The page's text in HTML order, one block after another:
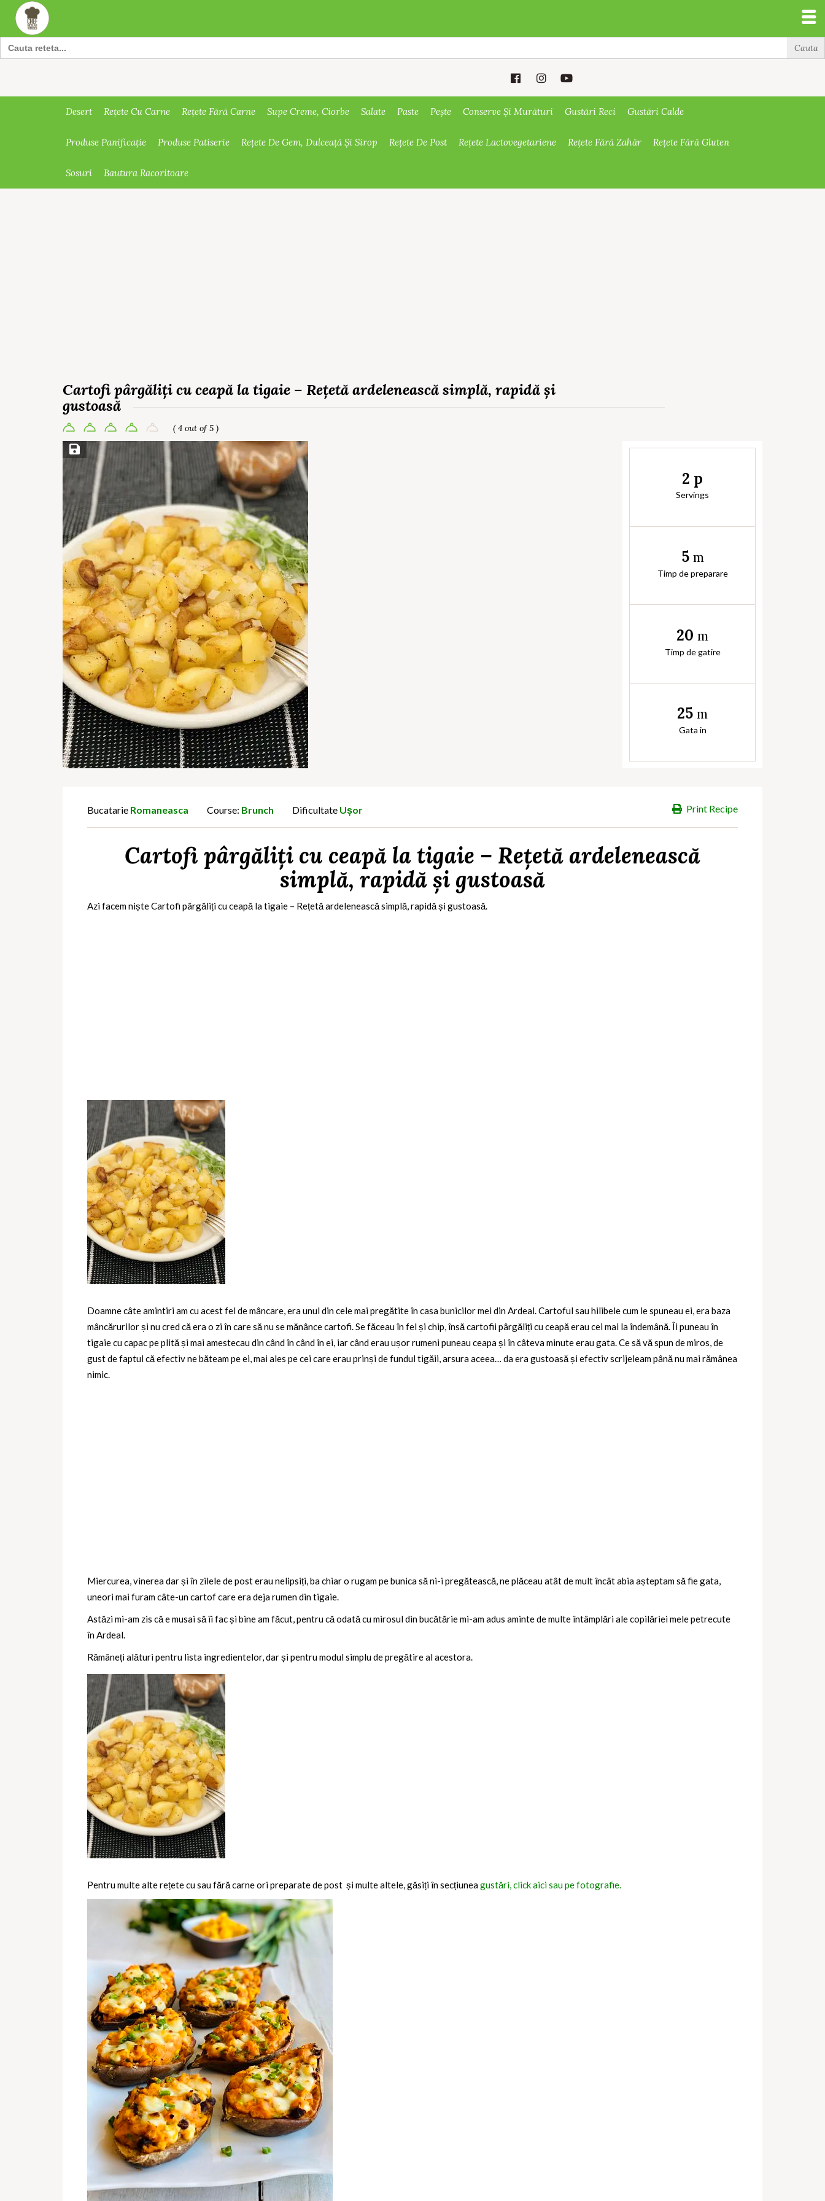
Search
for:
Desert Rețete Cu Carne Rețete Fără Carne Supe Creme, Ciorbe Salate Paste Pește Conserve Și Murături Gustări Reci Gustări Calde
Produse Panificație Produse Patiserie Rețete De Gem, Dulceață Și Sirop Rețete De Post Rețete Lactovegetariene Rețete Fără Zahăr Rețete Fără Gluten
Sosuri Bautura Racoritoare
Cartofi pârgăliți cu ceapă la tigaie – Rețetă ardelenească simplă, rapidă și
gustoasă
( 4 out of 5 )
Save Recipe
2 p
Servings
5 m
Timp de preparare
20 m
Timp de gatire
25 m
Gata in
Print Recipe
Bucatarie Romaneasca Course: Brunch Dificultate Ușor
Cartofi pârgăliți cu ceapă la tigaie – Rețetă ardelenească
simplă, rapidă și gustoasă
Azi facem niște Cartofi pârgăliți cu ceapă la tigaie – Rețetă ardelenească simplă, rapidă și gustoasă.
Doamne câte amintiri am cu acest fel de mâncare, era unul din cele mai pregătite în casa bunicilor mei din Ardeal. Cartoful sau hilibele cum le spuneau ei, era baza
mâncărurilor și nu cred că era o zi în care să nu se mănânce cartofi. Se făceau în fel și chip, însă cartofii pârgăliți cu ceapă erau cei mai la îndemână. Îi puneau în
tigaie cu capac pe plită și mai amestecau din când în când în ei, iar când erau ușor rumeni puneau ceapa și în câteva minute erau gata. Ce să vă spun de miros, de
gust de faptul că efectiv ne băteam pe ei, mai ales pe cei care erau prinși de fundul tigăii, arsura aceea… da era gustoasă și efectiv scrijeleam până nu mai rămânea
nimic.
Miercurea, vinerea dar și în zilele de post erau nelipsiți, ba chiar o rugam pe bunica să ni-i pregătească, ne plăceau atât de mult încât abia așteptam să fie gata,
uneori mai furam câte-un cartof care era deja rumen din tigaie.
Astăzi mi-am zis că e musai să îi fac și bine am făcut, pentru că odată cu mirosul din bucătărie mi-am adus aminte de multe întâmplări ale copilăriei mele petrecute
în Ardeal.
Rămâneți alături pentru lista ingredientelor, dar și pentru modul simplu de pregătire al acestora.
Pentru multe alte rețete cu sau fără carne ori preparate de post și multe altele, găsiți în secțiuneagustări, click aici sau pe fotografie.